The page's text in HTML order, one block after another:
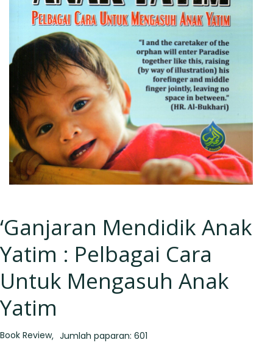
‘Ganjaran Mendidik Anak
Yatim : Pelbagai Cara
Untuk Mengasuh Anak
Yatim
Book Review Jumlah paparan: 601